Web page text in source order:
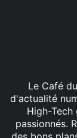
Le Café
d'actualité
High-
passionnés.